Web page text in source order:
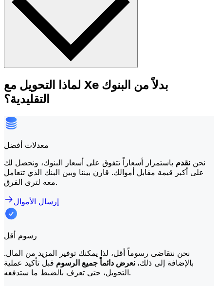
لماذا التحويل مع Xe بدلاً من البنوك
التقليدية؟
معدلات أفضل
نحن نقدم باستمرار أسعاراً تتفوق على أسعار البنوك، ونحصل لك
على أكبر قيمة مقابل أموالك. قارن بيننا وبين البنك الذي تتعامل
معه لترى الفرق.
إرسال الأموال
رسوم أقل
نحن نتقاضى رسوماً أقل، لذا يمكنك توفير المزيد من المال.
بالإضافة إلى ذلك، نعرض دائماً جميع الرسوم قبل تأكيد عملية
التحويل، حتى تعرف بالضبط ما ستدفعه.